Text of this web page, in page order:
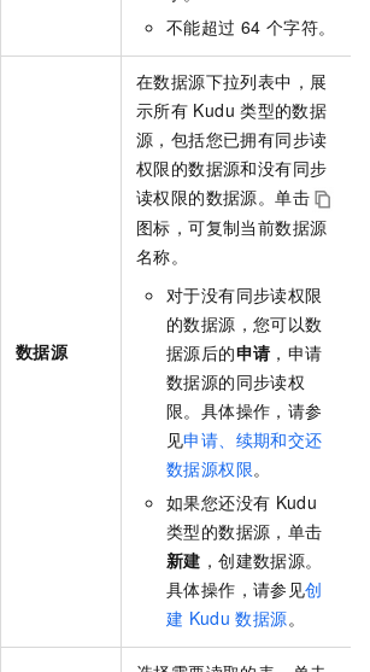
不能超过 64 个字符。
数据源
在数据源下拉列表中，展
示所有 Kudu 类型的数据
源，包括您已拥有同步读
权限的数据源和没有同步
读权限的数据源。单击
图标，可复制当前数据源
名称。
对于没有同步读权限
的数据源，您可以数
据源后的申请，申请
数据源的同步读权
限。具体操作，请参
见申请、续期和交还
数据源权限。
如果您还没有 Kudu
类型的数据源，单击
新建 ，创建数据源。
具体操作，请参见创
建 Kudu 数据源。